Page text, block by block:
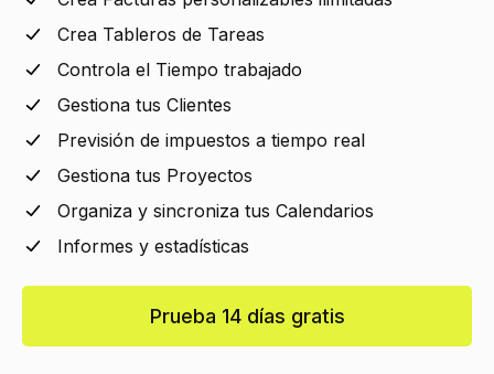
Crea Tableros de Tareas
Controla el Tiempo trabajado
Gestiona tus Clientes
Previsión de impuestos a tiempo real
Gestiona tus Proyectos
Organiza y sincroniza tus Calendarios
Informes y estadísticas
Prueba 14 días gratis